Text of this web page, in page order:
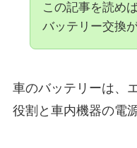
この記事を読め
バッテリー交換
車のバッテリーは、
役割と車内機器の電